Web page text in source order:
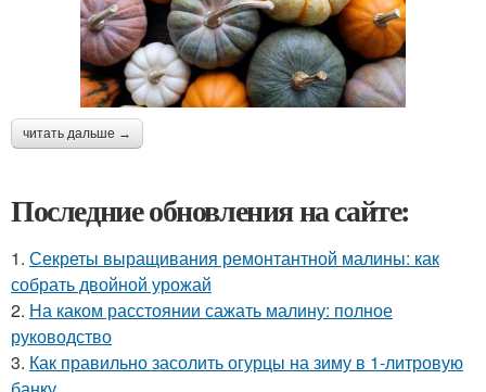
читать дальше →
Последние обновления на сайте:
1. Секреты выращивания ремонтантной малины: как
собрать двойной урожай
2. На каком расстоянии сажать малину: полное
руководство
3. Как правильно засолить огурцы на зиму в 1-литровую